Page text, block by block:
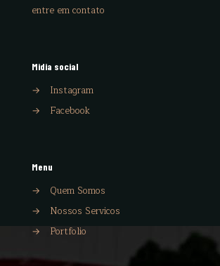
entre em contato
Midia social
→
Instagram
→
Facebook
Menu
→
Quem Somos
→
Nossos Servicos
→
Portfolio